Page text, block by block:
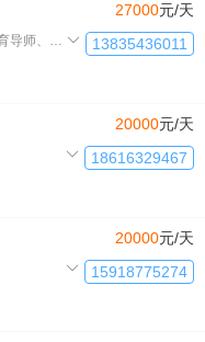
著名家庭教育专家、爱与规则教育导师、两性关系导师、个人成长导
27000元/天
13835436011
20000元/天
18616329467
20000元/天
15918775274